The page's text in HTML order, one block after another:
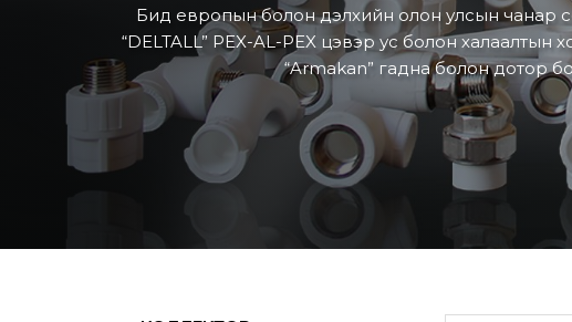
Бид европын болон дэлхийн олон улсын чанар
“DELTALL” PEX-AL-PEX цэвэр ус болон халаалтын
“Armakan” гадна болон дотор